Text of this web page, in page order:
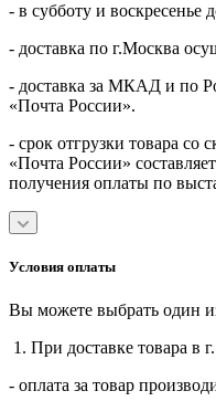
- в субботу и воскресенье
- доставка по г.Москва
- доставка за МКАД и по
«Почта России».
- срок отгрузки товара со
«Почта России»
получения оплаты по
Условия оплаты
Вы можете выбрать один
1. При доставке товара в
- оплата за товар